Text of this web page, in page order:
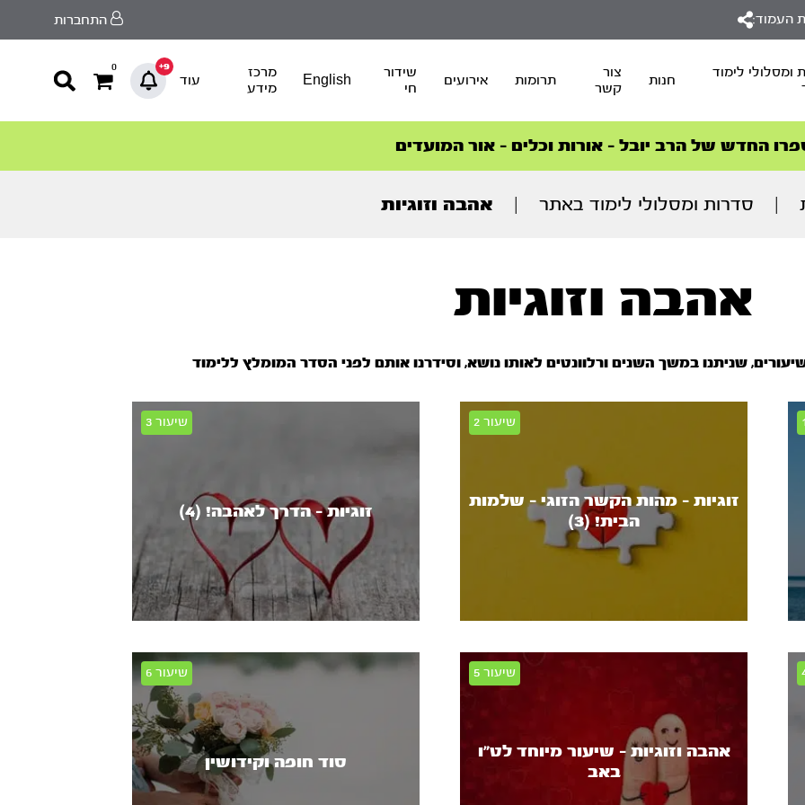
העמוד: התחברות
ומסלולי לימוד
חנות
צור
קשר
תרומות אירועים
שידור
חי
English
מרכז
מידע
עוד
9+
0
סדרות הפודקאסטים
הסדרה המובילה החודש – דרך המלך
החדש של הרב יובל – אורות וכלים – אור המועדים
הצטרפו למהפכת הבריאות הטבעית >
סדרות הפודקאסטים
הסדרה המובילה החודש – דרך המלך
סדרות ומסלולי לימוד באתר אהבה וזוגיות
אהבה וזוגיות
שניתנו במשך השנים ורלוונטים לאותו נושא, וסידרנו אותם לפני הסדר המומלץ ללימוד
זוגיות - מהות הקשר הזוגי - שלמות
הבית! (3)
זוגיות - הדרך לאהבה! (4)
אהבה וזוגיות - שיעור מיוחד לט״ו
באב
סוד חופה וקידושין